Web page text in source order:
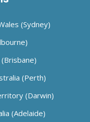
(Sydney)
(Perth)
(Darwin)
(Adelaide)